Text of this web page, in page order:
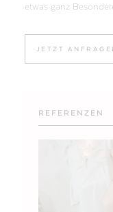
etwas ganz
JETZT
REFERENZEN